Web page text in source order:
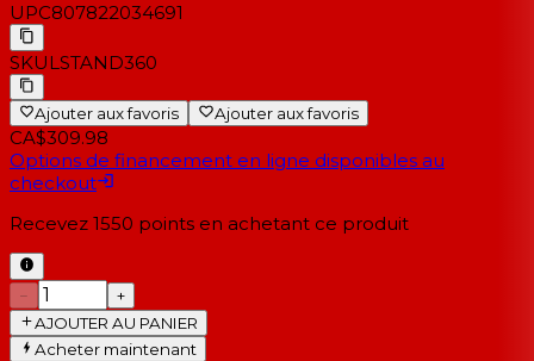
UPC807822034691
SKULSTAND360
Ajouter aux favoris Ajouter aux favoris
CA$309.98
Options de financement en ligne disponibles au
checkout
Recevez 1550 points en achetant ce produit
−
+
AJOUTER AU PANIER
Acheter maintenant